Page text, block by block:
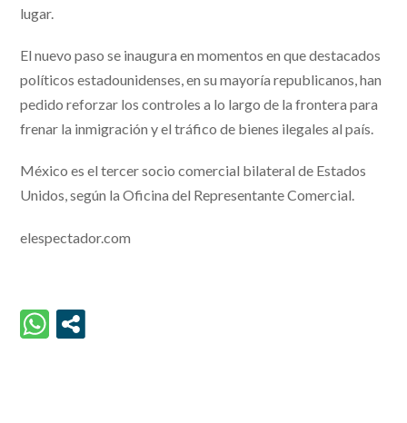
lugar.
El nuevo paso se inaugura en momentos en que destacados
políticos estadounidenses, en su mayoría republicanos, han
pedido reforzar los controles a lo largo de la frontera para
frenar la inmigración y el tráfico de bienes ilegales al país.
México es el tercer socio comercial bilateral de Estados
Unidos, según la Oficina del Representante Comercial.
elespectador.com